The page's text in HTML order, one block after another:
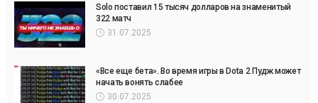
Solo поставил 15 тысяч долларов на знаменитый
322 матч
31.07.2025
«Все еще бета». Во время игры в Dota 2 Пудж может
начать вонять слабее
30.07.2025